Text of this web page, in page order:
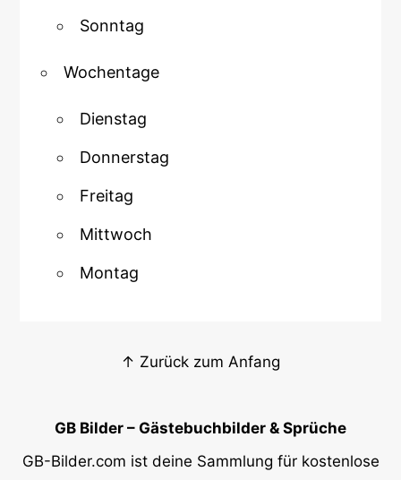
Sonntag
Wochentage
Dienstag
Donnerstag
Freitag
Mittwoch
Montag
↑ Zurück zum Anfang
GB Bilder – Gästebuchbilder & Sprüche
GB-Bilder.com ist deine Sammlung für kostenlose